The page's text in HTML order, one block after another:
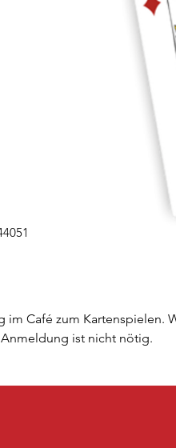
im Café zum
ist nicht nötig.